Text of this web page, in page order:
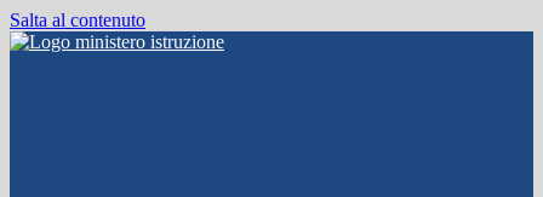
Salta al contenuto